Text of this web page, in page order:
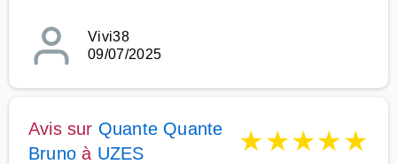
Vivi38
09/07/2025
Avis sur Quante Quante
Bruno à UZES ★★★★★